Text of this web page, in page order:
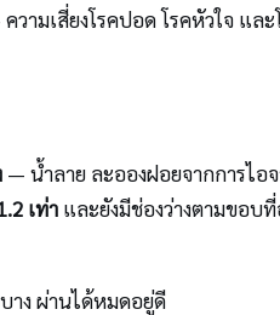
ามเสี่ยงโรคปอด โรคหัวใจ แล
— น้ำลาย ละอองฝอยจากการไอ
เท่า และยังมีช่องว่างตามขอบ
าง ผ่านได้หมดอยู่ดี